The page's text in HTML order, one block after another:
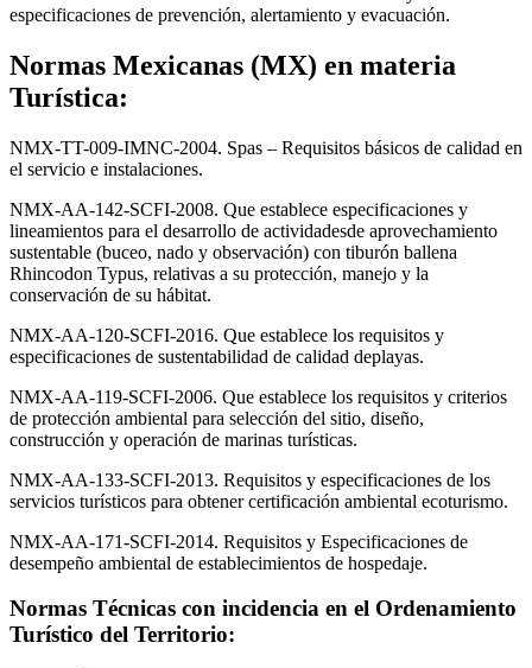
especificaciones de prevención, alertamiento y evacuación.
Normas Mexicanas (MX) en materia
Turística:
NMX-TT-009-IMNC-2004. Spas – Requisitos básicos de calidad en
el servicio e instalaciones.
NMX-AA-142-SCFI-2008. Que establece especificaciones y
lineamientos para el desarrollo de actividadesde aprovechamiento
sustentable (buceo, nado y observación) con tiburón ballena
Rhincodon Typus, relativas a su protección, manejo y la
conservación de su hábitat.
NMX-AA-120-SCFI-2016. Que establece los requisitos y
especificaciones de sustentabilidad de calidad deplayas.
NMX-AA-119-SCFI-2006. Que establece los requisitos y criterios
de protección ambiental para selección del sitio, diseño,
construcción y operación de marinas turísticas.
NMX-AA-133-SCFI-2013. Requisitos y especificaciones de los
servicios turísticos para obtener certificación ambiental ecoturismo.
NMX-AA-171-SCFI-2014. Requisitos y Especificaciones de
desempeño ambiental de establecimientos de hospedaje.
Normas Técnicas con incidencia en el Ordenamiento
Turístico del Territorio: